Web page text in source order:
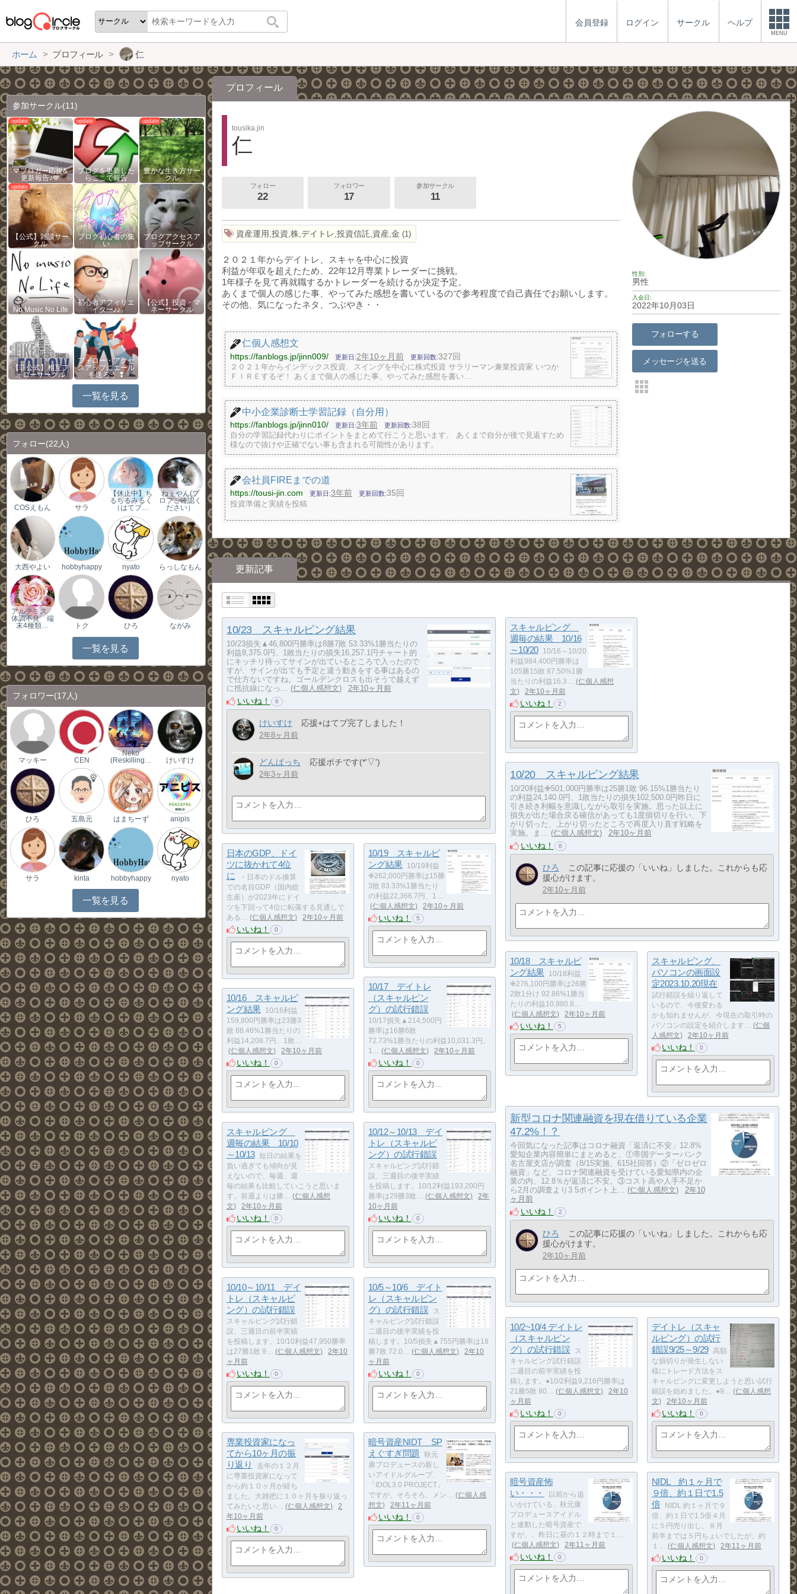
会員登録 ログイン サークル ヘルプ
MENU
ホーム プロフィール 仁
プロフィール
tousika.jin
仁
フォロー
22
フォロワー
17
参加サークル
11
性別
男性
入会日
2022年10月03日
フォローする
メッセージを送る
資産運用,投資,株,デイトレ,投資信託,資産,金 1
２０２１年からデイトレ、スキャを中心に投資
利益が年収を超えたため、22年12月専業トレーダーに挑戦。
1年様子を見て再就職するかトレーダーを続けるか決定予定。
あくまで個人の感じた事、やってみた感想を書いているので参考程度で自己責任でお願いします。
その他、気になったネタ、つぶやき・・
仁個人感想文
https://fanblogs.jp/jinn009/ 更新日 2年10ヶ月前 更新回数 327回
２０２１年からインデックス投資、スイングを中心に株式投資 サラリーマン兼業投資家 いつか
ＦＩＲＥするぞ！ あくまで個人の感じた事、やってみた感想を書い…
中小企業診断士学習記録（自分用）
https://fanblogs.jp/jinn010/ 更新日 3年前 更新回数 38回
自分の学習記録代わりにポイントをまとめて行こうと思います。 あくまで自分が後で見返すため
様なので抜けや正確でない事も含まれる可能性があります。
会社員FIREまでの道
https://tousi-jin.com 更新日 3年前 更新回数 35回
投資準備と実績を投稿
更新記事
10/23 スキャルピング結果
10/23損失▲46,800円勝率は8勝7敗 53.33%1勝当たりの
利益8,375.0円、1敗当たりの損失16,257.1円チャート的
にキッチリ待ってサインが出ているところで入ったので
すが、サインが出ても予定と違う動きをする事はあるの
で仕方ないですね。ゴールデンクロスも出そうで越えず
に抵抗線になっ…
仁個人感想文 2年10ヶ月前
いいね！ 6
けいすけ 応援+はてブ完了しました！
2年8ヶ月前
どんぱっち 応援ポチです(*'▽')
2年3ヶ月前
スキャルピング
週毎の結果 10/16
～10/20
10/16～10/20
利益984,400円勝率は
105勝15敗 87.50%1勝
当たりの利益16,3…
仁個人感想
文
2年10ヶ月前
いいね！ 2
10/20 スキャルピング結果
10/20利益✙501,000円勝率は25勝1敗 96.15%1勝当たり
の利益24,140.0円、1敗当たりの損失102,500.0円昨日に
引き続き利幅を意識しながら取引を実施。思った以上に
損失が出た場合戻る確信があっても1度損切りを行い、下
がり切った、上がり切ったところで再度入り直す戦略を
実施。ま…
仁個人感想文 2年10ヶ月前
いいね！ 6
ひろ
この記事に応援の「いいね」しました。これからも応
援心がけます。
2年10ヶ月前
日本のGDP、ドイ
ツに抜かれて4位
に
・日本のドル換算
での名目GDP（国内総
生産）が2023年にドイ
ツを下回って4位に転落する見通しで
ある…
仁個人感想文 2年10ヶ月前
いいね！ 0
10/19 スキャルピ
ング結果
10/19利益
✙262,000円勝率は15勝
3敗 83.33%1勝当たり
の利益22,366.7円、1…
仁個人感想文
2年10ヶ月前
いいね！ 5
10/18 スキャルピ
ング結果
10/18利益
✙276,100円勝率は26勝
2敗1分け 92.86%1勝当
たりの利益10,980.8…
仁個人感想文
2年10ヶ月前
いいね！ 5
スキャルピング、
パソコンの画面設
定2023.10.20現在
試行錯誤を繰り返して
いるので、今後変わる
かも知れませんが、今現在の取引時の
パソコンの設定を紹介します…
仁個
人感想文
2年10ヶ月前
いいね！ 0
10/17 デイトレ
（スキャルピン
グ）の試行錯誤
10/17損失▲214,500円
勝率は16勝6敗
72.73%1勝当たりの利益10,031.3円、
1…
仁個人感想文 2年10ヶ月前
いいね！ 0
10/16 スキャルピ
ング結果
10/16利益
159,800円勝率は23勝3
敗 88.46%1勝当たりの
利益14,208.7円、1敗…
仁個人感想文
2年10ヶ月前
いいね！ 0
新型コロナ関連融資を現在借りている企業
47.2%！？
今回気になった記事はコロナ融資「返済に不安」12.8%
愛知企業内容簡単にまとめると、①帝国データーバンク
名古屋支店が調査（8/15実施、615社回答）②「ゼロゼロ
融資」など、コロナ関連融資を受けている愛知県内の企
業の内、12.8％が返済に不安。③コスト高や人手不足か
ら2月の調査より3.5ポイント上…
仁個人感想文
2年10
ヶ月前
いいね！ 2
ひろ
この記事に応援の「いいね」しました。これからも応
援心がけます。
2年10ヶ月前
スキャルピング
週毎の結果 10/10
～10/13
短日の結果を
負い過ぎても傾向が見
えないので、毎週、週
毎の結果も比較していこうと思いま
す。前週よりは勝…
仁個人感想
文
2年10ヶ月前
いいね！ 0
10/12～10/13 デイ
トレ（スキャルピ
ング）の試行錯誤
スキャルピング試行錯
誤、三週目の後半実績
を投稿します。10/12利益193,200円
勝率は29勝3敗…
仁個人感想文
2年
10ヶ月前
いいね！ 0
10/10～10/11 デイ
トレ（スキャルピ
ング）の試行錯誤
スキャルピング試行錯
誤、三週目の前半実績
を投稿します。10/10利益47,950勝率
は27勝1敗 9…
仁個人感想文
2年10
ヶ月前
いいね！ 0
10/5～10/6 デイト
レ（スキャルピン
グ）の試行錯誤
ス
キャルピング試行錯誤
二週目の後半実績を投
稿します。10/5損失▲755円勝率は18
勝7敗 72.0…
仁個人感想文
2年10
ヶ月前
いいね！ 0
10/2~10/4 デイトレ
（スキャルピン
グ）の試行錯誤
ス
キャルピング試行錯誤
二週目の前半実績を投
稿します。●10/2利益9,216円勝率は
21勝5敗 80…
仁個人感想文
2年10
ヶ月前
いいね！ 0
デイトレ（スキャ
ルピング）の試行
錯誤9/25～9/29
高額
な損切りが発生しない
様にトレード方法をス
キャルピングに変更しようと思い試行
錯誤を始めました。●9…
仁個人感想
文
2年10ヶ月前
いいね！ 0
専業投資家になっ
てから10ヶ月の振
り返り
去年の１２月
に専業投資家になって
から約１０ヶ月が経ち
ました。大雑把に１０ヶ月を振り返っ
てみたいと思い…
仁個人感想文
2
年10ヶ月前
いいね！ 0
暗号資産NIDT SP
えぐすぎ問題
秋元
康プロデュースの新し
いアイドルグループ、
「IDOL3.0 PROJECT」
ですが、そろそろ、メン…
仁個人感
想文
2年11ヶ月前
いいね！ 0
暗号資産怖
い・・・
以前から追
いかけている、秋元康
プロデュースアイドル
と連動した暗号資産で
すが、、昨日に昼の１２時まで１…
仁個人感想文
2年11ヶ月前
いいね！ 0
NIDL 約１ヶ月で
９倍、約１日で1.5
倍
NIDL 約１ヶ月で９
倍、約１日で1.5倍４月
に５円売り出し、８月
前半までは５円ちょいでしたが、約
１…
仁個人感想文 2年11ヶ月前
いいね！ 0
参加サークル(11)
💙ブロガー応援&
更新報告♪💙
ブログを更新した
らここで報告
豊かな生き方サー
クル
【公式】雑談サー
クル
ブログ初心者の集
い
ブログアクセスア
ップサークル
No Music No Life
初心者アフィリエ
イター♪♪
【公式】投資・マ
ネーサークル
【非公式】相互フ
ォローサークル
フォロー・アクセ
スアップにエール
を送ろう ❢
一覧を見る
フォロー(22人)
COSえもん サラ
【休止中】ち
るちるみるく
（はてブ…
ねぇやん(プ
ロフご確認く
ださい）
大西やよい hobbyhappy nyato らっしなもん
アルテミス
体調不良 端
末4種類…
トク ひろ ながみ
一覧を見る
フォロワー(17人)
マッキー CEN
Neko
(Reskilling…
けいすけ
ひろ 五島元 はまちーず anipis
サラ kinta hobbyhappy nyato
一覧を見る